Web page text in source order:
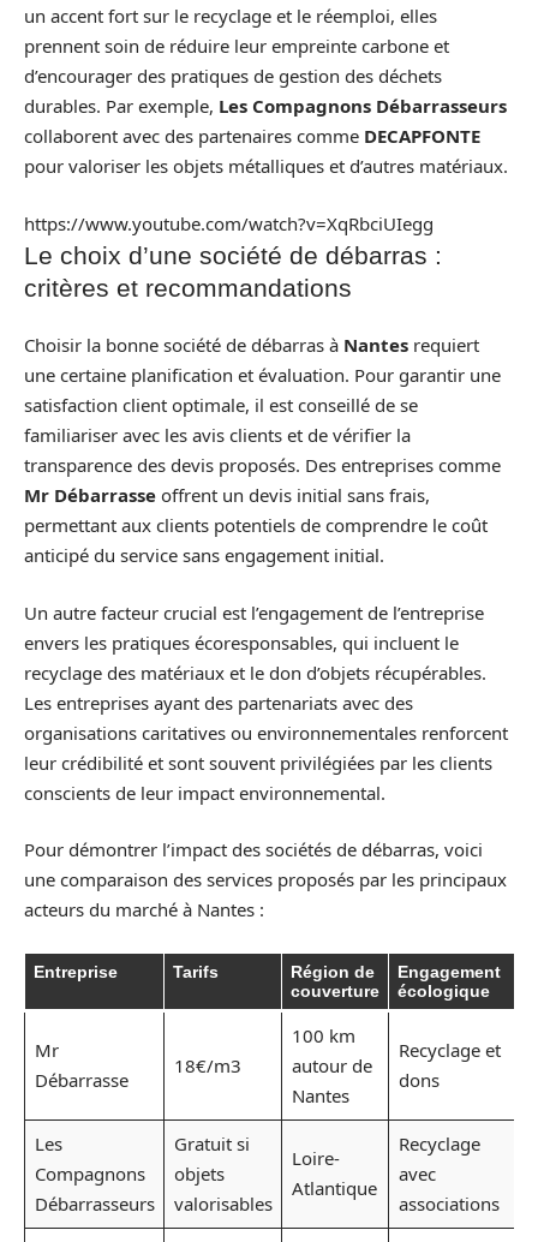
un accent fort sur le recyclage et le réemploi, elles
prennent soin de réduire leur empreinte carbone et
d’encourager des pratiques de gestion des déchets
durables. Par exemple, Les Compagnons Débarrasseurs
collaborent avec des partenaires comme DECAPFONTE
pour valoriser les objets métalliques et d’autres matériaux.
https://www.youtube.com/watch?v=XqRbciUIegg
Le choix d’une société de débarras :
critères et recommandations
Choisir la bonne société de débarras à Nantes requiert
une certaine planification et évaluation. Pour garantir une
satisfaction client optimale, il est conseillé de se
familiariser avec les avis clients et de vérifier la
transparence des devis proposés. Des entreprises comme
Mr Débarrasse offrent un devis initial sans frais,
permettant aux clients potentiels de comprendre le coût
anticipé du service sans engagement initial.
Un autre facteur crucial est l’engagement de l’entreprise
envers les pratiques écoresponsables, qui incluent le
recyclage des matériaux et le don d’objets récupérables.
Les entreprises ayant des partenariats avec des
organisations caritatives ou environnementales renforcent
leur crédibilité et sont souvent privilégiées par les clients
conscients de leur impact environnemental.
Pour démontrer l’impact des sociétés de débarras, voici
une comparaison des services proposés par les principaux
acteurs du marché à Nantes :
Entreprise Tarifs
Région de
couverture
Engagement
écologique
Mr
Débarrasse
18€/m3
100 km
autour de
Nantes
Recyclage et
dons
Les
Compagnons
Débarrasseurs
Gratuit si
objets
valorisables
Loire-
Atlantique
Recyclage
avec
associations